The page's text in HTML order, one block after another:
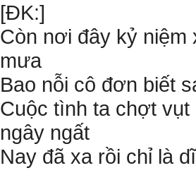
[ĐK:]
Còn nơi đây kỷ niệm
mưa
Bao nỗi cô đơn biết
Cuộc tình ta chợt
ngây ngất
Nay đã xa rồi chỉ là